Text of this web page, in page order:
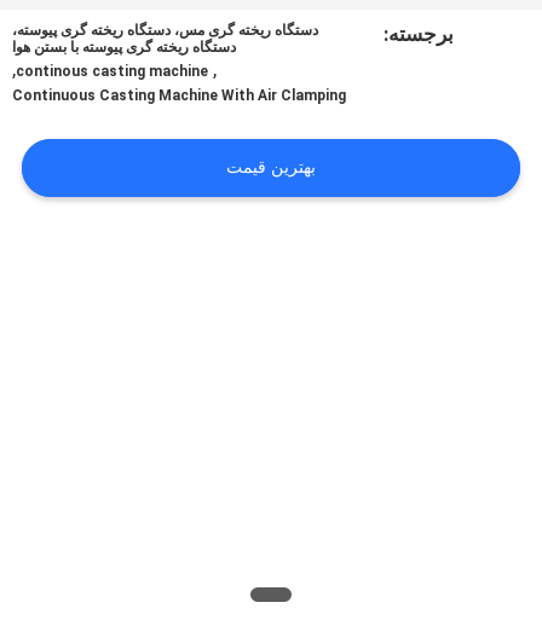
بگیرید
برجسته:
دستگاه ریخته گری مس، دستگاه ریخته گری پیوسته،
دستگاه ریخته گری پیوسته با بستن هوا
,
continous casting machine
,
Continuous Casting Machine With Air Clamping
بهترین قیمت